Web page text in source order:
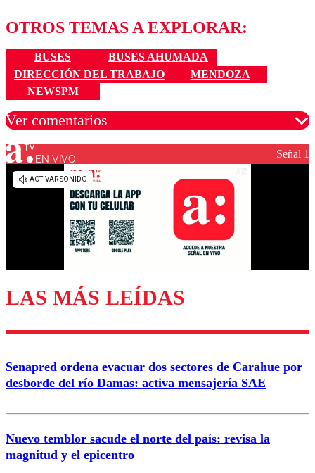
OTROS TEMAS A EXPLORAR:
BUSES
BUSES AHUMADA
DIRECCIÓN DEL TRABAJO
MENDOZA
NEWSPM
Ver comentarios
Los comentarios son moderados para garantizar un
diálogo respetuoso.
Enviar comentario
EN VIVO Señal 1
LAS MÁS LEÍDAS
Senapred ordena evacuar dos sectores de Carahue por
desborde del río Damas: activa mensajería SAE
Nuevo temblor sacude el norte del país: revisa la
magnitud y el epicentro